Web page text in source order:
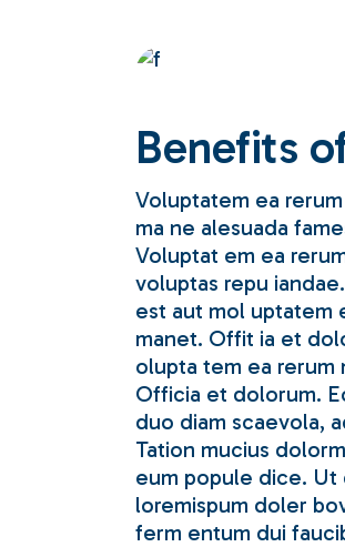
Benefits
Voluptatem ea
ma ne alesuada
Voluptat em ea
voluptas repu
est aut mol uptatem
manet. Offit ia et
olupta tem ea rerum
Officia et dolorum.
duo diam scaevola,
Tation mucius
eum popule dice. Ut
loremispum doler
ferm entum dui